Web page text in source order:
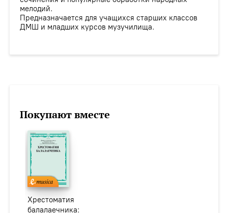
мелодий.
Предназначается для учащихся старших классов
ДМШ и младших курсов музучилища.
Покупают вместе
Хрестоматия
балалаечника: